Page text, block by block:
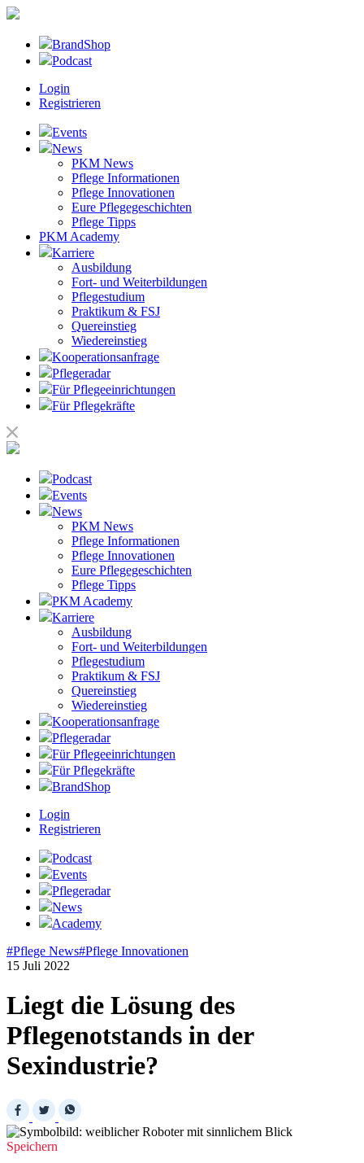
BrandShop
Podcast
Login
Registrieren
Events
News
PKM News
Pflege Informationen
Pflege Innovationen
Eure Pflegegeschichten
Pflege Tipps
PKM Academy
Karriere
Ausbildung
Fort- und Weiterbildungen
Pflegestudium
Praktikum & FSJ
Quereinstieg
Wiedereinstieg
Kooperationsanfrage
Pflegeradar
Für Pflegeeinrichtungen
Für Pflegekräfte
Podcast
Events
News
PKM News
Pflege Informationen
Pflege Innovationen
Eure Pflegegeschichten
Pflege Tipps
PKM Academy
Karriere
Ausbildung
Fort- und Weiterbildungen
Pflegestudium
Praktikum & FSJ
Quereinstieg
Wiedereinstieg
Kooperationsanfrage
Pflegeradar
Für Pflegeeinrichtungen
Für Pflegekräfte
BrandShop
Login
Registrieren
Podcast
Events
Pflegeradar
News
Academy
#Pflege News#Pflege Innovationen
15 Juli 2022
Liegt die Lösung des
Pflegenotstands in der
Sexindustrie?
Speichern